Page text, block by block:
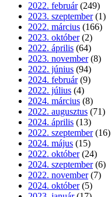
2022. február (249)
2023. szeptember (1)
2022. március (166)
2023. október (2)
2022. április (64)
2023. november (8)
2022. június (94)
2024. február (9)
2022. július (4)
2024. március (8)
2022. augusztus (71)
2024. április (13)
2022. szeptember (16)
2024. május (15)
2022. október (24)
2024. szeptember (6)
2022. november (7)
2024. október (5)